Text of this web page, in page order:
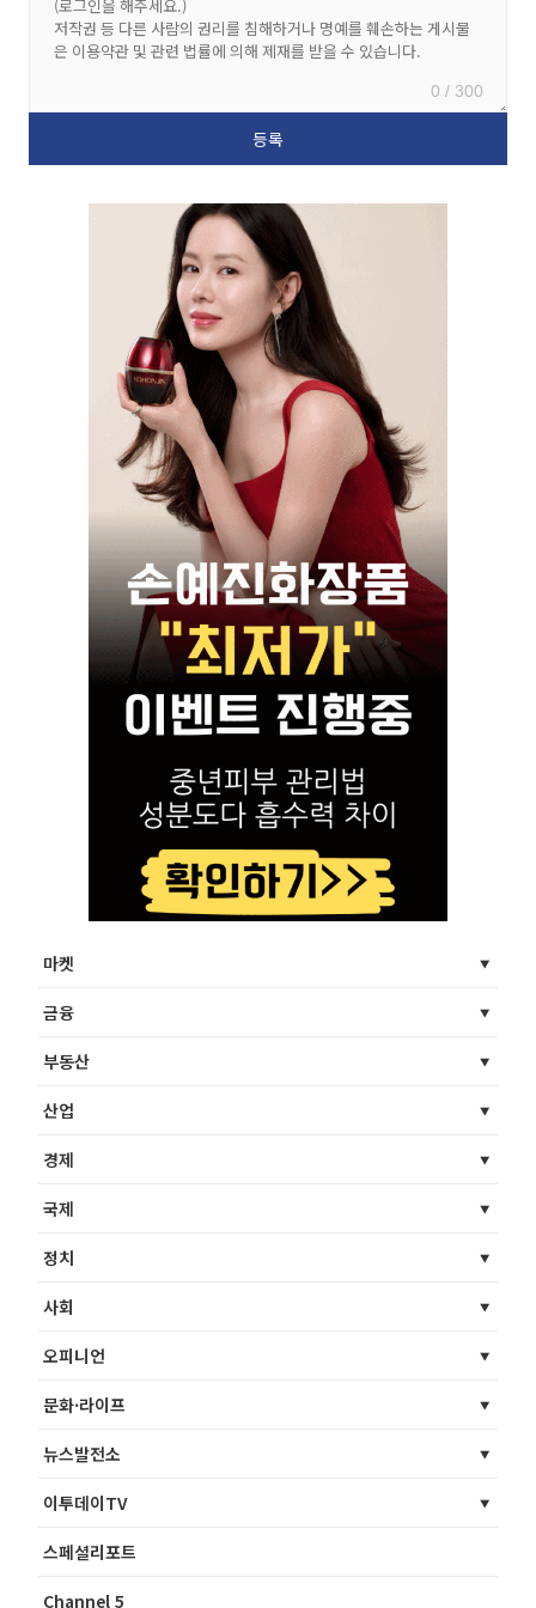
0 / 300
마켓
금융
부동산
산업
경제
국제
정치
사회
오피니언
문화·라이프
뉴스발전소
이투데이TV
스페셜리포트
Channel 5